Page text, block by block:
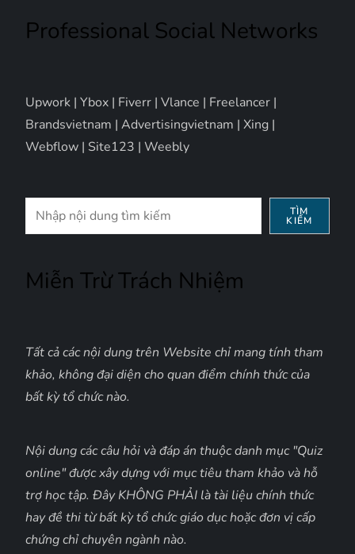
Professional Social Networks
Upwork |Ybox | Fiverr |Vlance | Freelancer |
Brandsvietnam |Advertisingvietnam |Xing |
Webflow | Site123 |Weebly
Tìm
kiếm
TÌM
KIẾM
Miễn Trừ Trách Nhiệm
Tất cả các nội dung trên Website chỉ mang tính tham
khảo, không đại diện cho quan điểm chính thức của
bất kỳ tổ chức nào.
Nội dung các câu hỏi và đáp án thuộc danh mục "Quiz
online" được xây dựng với mục tiêu tham khảo và hỗ
trợ học tập. Đây KHÔNG PHẢI là tài liệu chính thức
hay đề thi từ bất kỳ tổ chức giáo dục hoặc đơn vị cấp
chứng chỉ chuyên ngành nào.